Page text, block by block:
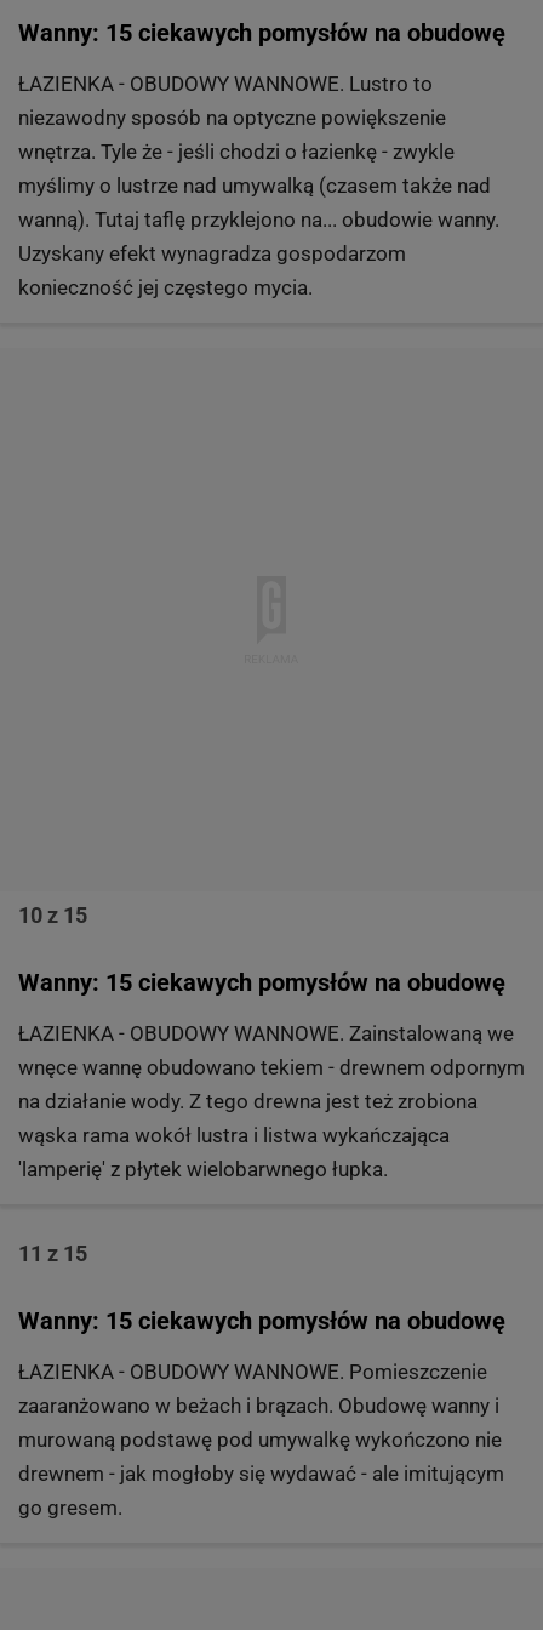
Wanny: 15 ciekawych pomysłów na obudowę
ŁAZIENKA - OBUDOWY WANNOWE. Lustro to
niezawodny sposób na optyczne powiększenie
wnętrza. Tyle że - jeśli chodzi o łazienkę - zwykle
myślimy o lustrze nad umywalką (czasem także nad
wanną). Tutaj taflę przyklejono na... obudowie wanny.
Uzyskany efekt wynagradza gospodarzom
konieczność jej częstego mycia.
10 z 15
Wanny: 15 ciekawych pomysłów na obudowę
ŁAZIENKA - OBUDOWY WANNOWE. Zainstalowaną we
wnęce wannę obudowano tekiem - drewnem odpornym
na działanie wody. Z tego drewna jest też zrobiona
wąska rama wokół lustra i listwa wykańczająca
'lamperię' z płytek wielobarwnego łupka.
11 z 15
Wanny: 15 ciekawych pomysłów na obudowę
ŁAZIENKA - OBUDOWY WANNOWE. Pomieszczenie
zaaranżowano w beżach i brązach. Obudowę wanny i
murowaną podstawę pod umywalkę wykończono nie
drewnem - jak mogłoby się wydawać - ale imitującym
go gresem.